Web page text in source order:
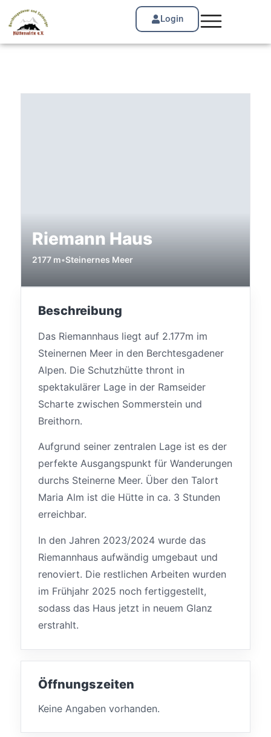
Login
Riemann Haus
2177 m•Steinernes Meer
Beschreibung
Das Riemannhaus liegt auf 2.177m im
Steinernen Meer in den Berchtesgadener
Alpen. Die Schutzhütte thront in
spektakulärer Lage in der Ramseider
Scharte zwischen Sommerstein und
Breithorn.
Aufgrund seiner zentralen Lage ist es der
perfekte Ausgangspunkt für Wanderungen
durchs Steinerne Meer. Über den Talort
Maria Alm ist die Hütte in ca. 3 Stunden
erreichbar.
In den Jahren 2023/2024 wurde das
Riemannhaus aufwändig umgebaut und
renoviert. Die restlichen Arbeiten wurden
im Frühjahr 2025 noch fertiggestellt,
sodass das Haus jetzt in neuem Glanz
erstrahlt.
Öffnungszeiten
Keine Angaben vorhanden.